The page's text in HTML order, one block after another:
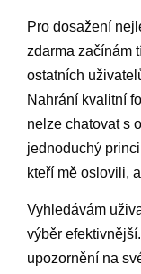
Pro dosažení
zdarma začínám
ostatních
Nahrání kvalitní
nelze chatovat s
jednoduchý
kteří mě oslovili,
Vyhledávám
výběr
upozornění na